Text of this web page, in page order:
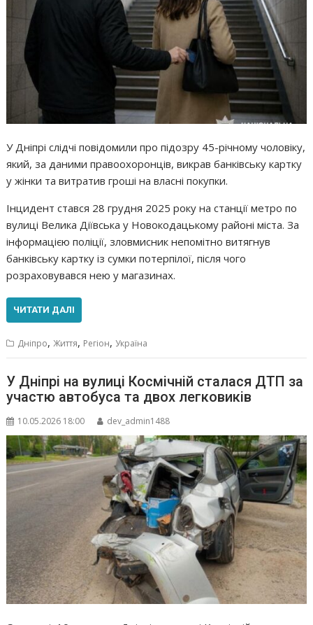
У Дніпрі слідчі повідомили про підозру 45-річному чоловіку,
який, за даними правоохоронців, викрав банківську картку
у жінки та витратив гроші на власні покупки.
Інцидент стався 28 грудня 2025 року на станції метро по
вулиці Велика Діївська у Новокодацькому районі міста. За
інформацією поліції, зловмисник непомітно витягнув
банківську картку із сумки потерпілої, після чого
розраховувався нею у магазинах.
ЧИТАТИ ДАЛІ
Дніпро, Життя, Регіон,Україна
У Дніпрі на вулиці Космічній сталася ДТП за
участю автобуса та двох легковиків
10.05.2026 18:00 dev_admin1488